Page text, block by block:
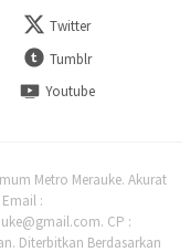
Twitter
Tumblr
Youtube
Metro Merauke. Akurat
:
CP :
Diterbitkan Berdasarkan